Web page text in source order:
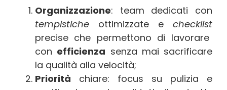
Organizzazione: team dedicati con
tempistiche ottimizzate e checklist
precise che permettono di lavorare
con efficienza senza mai sacrificare
la qualità alla velocità;
Priorità chiare: focus su pulizia e